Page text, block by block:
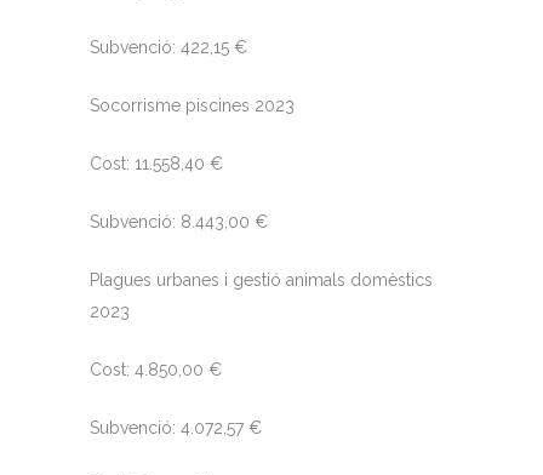
Subvenció: 422,15 €
Socorrisme piscines 2023
Cost: 11.558,40 €
Subvenció: 8.443,00 €
Plagues urbanes i gestió animals domèstics
2023
Cost: 4.850,00 €
Subvenció: 4.072,57 €